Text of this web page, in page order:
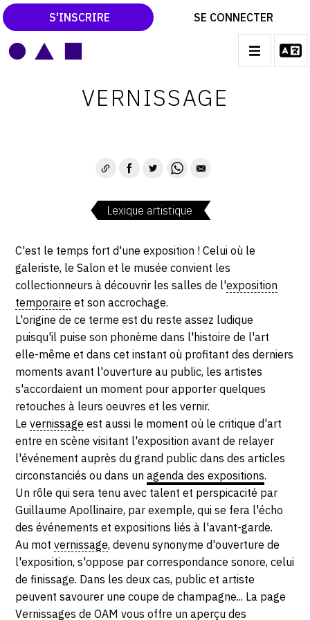
S'INSCRIRE SE CONNECTER
CATALOGUES RAISONNÉS
LES VERNISSAGES
ACTUALITÉS DU MONDE DE L'ART
LIBRAIRIE : LIVRES & CATALOGUES
LEXIQUE ARTISTIQUE
SERVICES
CRÉER SON CATALOGUE RAISONNÉ
ABONNEMENTS DÉDIÉS AUX GALERISTES
CRÉER SON SITE ARTISTE
CRÉER SON CATALOGUE D'EXPO
PUBLIER SES EXPOSITIONS
DEVENIR CONTRIBUTEUR
À PROPOS
L'ÉQUIPE OAM
À PROPOS D'OAM
VERNISSAGE
Lexique artistique
C'est le temps fort d'une exposition ! Celui où le
galeriste, le Salon et le musée convient les
collectionneurs à découvrir les salles de l'exposition
temporaire et son accrochage.
L'origine de ce terme est du reste assez ludique
puisqu'il puise son phonème dans l'histoire de l'art
elle-même et dans cet instant où profitant des derniers
moments avant l'ouverture au public, les artistes
s'accordaient un moment pour apporter quelques
retouches à leurs oeuvres et les vernir.
Levernissage est aussi le moment où le critique d'art
entre en scène visitant l'exposition avant de relayer
l'événement auprès du grand public dans des articles
circonstanciés ou dans unagenda des expositions.
Un rôle qui sera tenu avec talent et perspicacité par
Guillaume Apollinaire, par exemple, qui se fera l'écho
des événements et expositions liés à l'avant-garde.
Au motvernissage, devenu synonyme d'ouverture de
l'exposition, s'oppose par correspondance sonore, celui
de finissage. Dans les deux cas, public et artiste
peuvent savourer une coupe de champagne... La page
Vernissages de OAM vous offre un aperçu des